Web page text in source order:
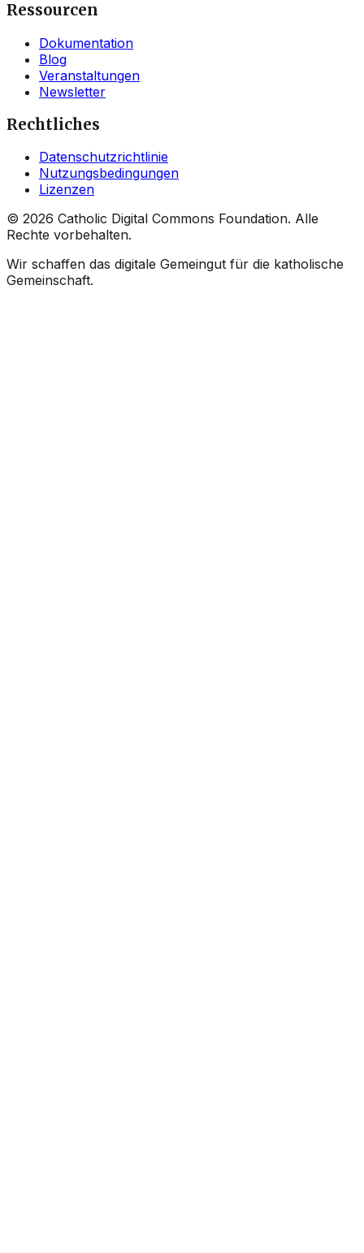
Ressourcen
Dokumentation
Blog
Veranstaltungen
Newsletter
Rechtliches
Datenschutzrichtlinie
Nutzungsbedingungen
Lizenzen
© 2026 Catholic Digital Commons Foundation. Alle
Rechte vorbehalten.
Wir schaffen das digitale Gemeingut für die katholische
Gemeinschaft.